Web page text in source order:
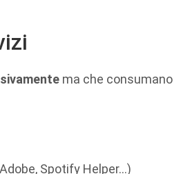
ma che consumano
Spotify Helper…)